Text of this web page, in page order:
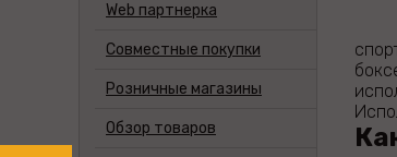
Web партнерка
Совместные покупки
Розничные магазины
Обзор товаров